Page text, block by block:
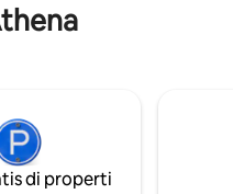
di properti